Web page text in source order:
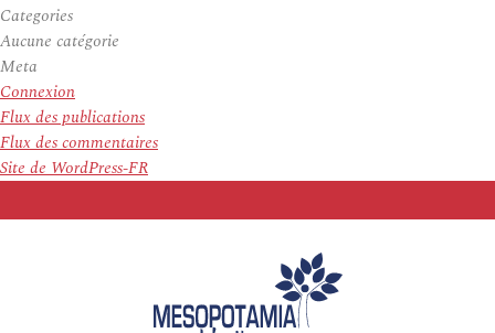
Categories
Aucune catégorie
Meta
Connexion
Flux des publications
Flux des commentaires
Site de WordPress-FR